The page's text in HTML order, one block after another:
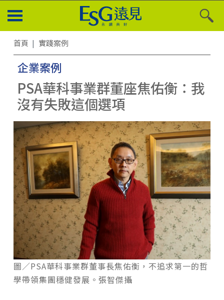
首頁 實踐案例
企業案例
PSA華科事業群董座焦佑衡：我
沒有失敗這個選項
圖／PSA華科事業群董事長焦佑衡，不追求第一的哲
學帶領集團穩健發展。張智傑攝